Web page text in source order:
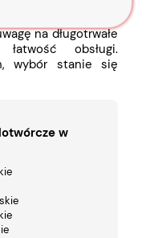
na długotrwałe
obsługi.
wybór stanie się
w